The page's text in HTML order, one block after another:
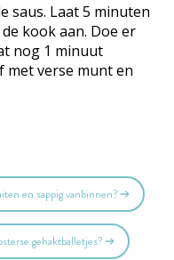
saus. Laat 5 minuten
kook aan. Doe er
nog 1 minuut
met verse munt en
en sappig vanbinnen?
gehaktballetjes?